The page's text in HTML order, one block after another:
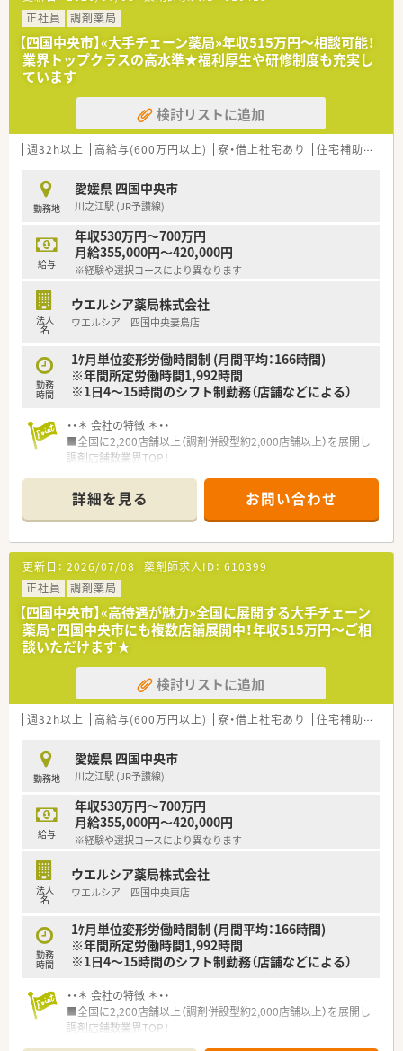
種多様に用意されています。
■店舗拡大に伴い、エリアマネジャーや営業部長等のマネジメン
トのポジションも増えます。
■在宅や教育等の専門性を活かせるスペシャリストを目指すこ
とも可能です。
■その他にも、管理部門や商品部門等の本社スタッフなど活動領
域は多種多様です。
■在宅実施店舗は年々増加しており、在宅医療へもしっかりと関
わる事ができます。
時短勤務ができるよう変更予定です。
■年間休日が120日とワークライフバランスが整っています
■日用品から常備薬まで、従業員割引制度など嬉しいメリットも
たくさんあります！
正社員
調剤薬局
【四国中央市】«大手チェーン薬局»年収515万円～相談可能！
業界トップクラスの高水準★福利厚生や研修制度も充実し
ています
検討リストに追加
週32h以上 高給与(600万円以上) 寮・借上社宅あり 住宅補助(手当)あり
勤務地
愛媛県 四国中央市
川之江駅 (JR予讃線)
給与
年収530万円～700万円
月給355,000円～420,000円
※経験や選択コースにより異なります
法人
名
ウエルシア薬局株式会社
ウエルシア 四国中央妻鳥店
勤務
時間
1ｹ月単位変形労働時間制 (月間平均：166時間)
※年間所定労働時間1,992時間
※1日4～15時間のシフト制勤務（店舗などによる）
・・＊ 会社の特徴 ＊・・
■全国に2,200店舗以上（調剤併設型約2,000店舗以上）を展開し
調剤店舗数業界TOP！
頑張り次第で高給与も可能！
■経験や勤務コースによりますが、経験の少ない方でも500万前
半スタートと業界TOP水準！
■職種や職域に合わせ、豊富な社内研修や外部組織と連携した研
修を用意されています
■薬剤師が中心の会社だからこそ活躍できるキャリアパスが多
種多様に用意されています。
■店舗拡大に伴い、エリアマネジャーや営業部長等のマネジメン
トのポジションも増えます。
■在宅や教育等の専門性を活かせるスペシャリストを目指すこ
とも可能です。
■その他にも、管理部門や商品部門等の本社スタッフなど活動領
域は多種多様です。
■在宅実施店舗は年々増加しており、在宅医療へもしっかりと関
わる事ができます。
時短勤務ができるよう変更予定です。
■年間休日が120日とワークライフバランスが整っています
■日用品から常備薬まで、従業員割引制度など嬉しいメリットも
たくさんあります！
詳細を見る お問い合わせ
更新日： 2026/07/08 薬剤師求人ID： 610399
正社員
調剤薬局
【四国中央市】«高待遇が魅力»全国に展開する大手チェーン
薬局・四国中央市にも複数店舗展開中！年収515万円～ご相
談いただけます★
検討リストに追加
週32h以上 高給与(600万円以上) 寮・借上社宅あり 住宅補助(手当)あり
勤務地
愛媛県 四国中央市
川之江駅 (JR予讃線)
給与
年収530万円～700万円
月給355,000円～420,000円
※経験や選択コースにより異なります
法人
名
ウエルシア薬局株式会社
ウエルシア 四国中央東店
勤務
時間
1ｹ月単位変形労働時間制 (月間平均：166時間)
※年間所定労働時間1,992時間
※1日4～15時間のシフト制勤務（店舗などによる）
・・＊ 会社の特徴 ＊・・
■全国に2,200店舗以上（調剤併設型約2,000店舗以上）を展開し
調剤店舗数業界TOP！